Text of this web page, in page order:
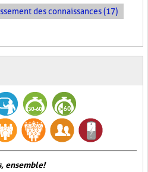
des connaissances (17)
ensemble!